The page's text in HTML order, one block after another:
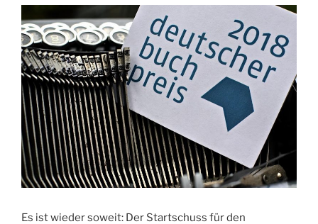
Es ist wieder soweit: Der Startschuss für den